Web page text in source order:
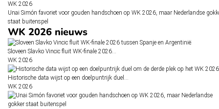
WK 2026
Unai Simón favoriet voor gouden handschoen op WK 2026, maar Nederlandse
staat buitenspel
WK 2026 nieuws
Sloveen Slavko Vincic fluit WK-finale 2026…
WK 2026
Historische data wijst op een doelpuntrijk duel…
WK 2026